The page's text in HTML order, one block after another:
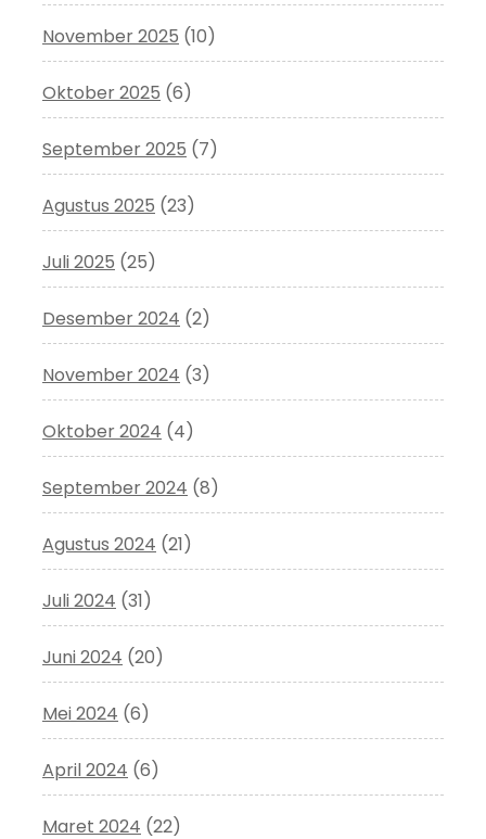
November 2025 (10)
Oktober 2025 (6)
September 2025 (7)
Agustus 2025 (23)
Juli 2025 (25)
Desember 2024 (2)
November 2024 (3)
Oktober 2024 (4)
September 2024 (8)
Agustus 2024 (21)
Juli 2024 (31)
Juni 2024 (20)
Mei 2024 (6)
April 2024 (6)
Maret 2024 (22)